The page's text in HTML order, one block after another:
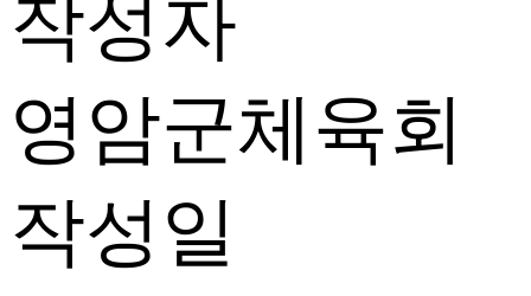
작성자
영암군체육회
작성일